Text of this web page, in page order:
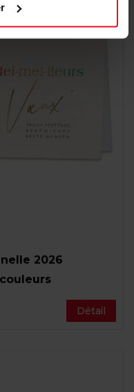
2026
Détail